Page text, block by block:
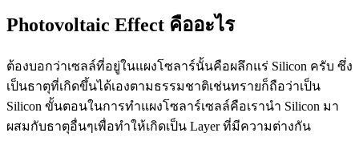
Photovoltaic Effect คืออะไร
ต้องบอกว่าเซลล์ที่อยู่ในแผงโซลาร์นั้นคือผลึกแร่ Silicon ครับ ซึ่ง
เป็นธาตุที่เกิดขึ้นได้เองตามธรรมชาติเช่นทรายก็ถือว่าเป็น
Silicon ขั้นตอนในการทำแผงโซลาร์เซลล์คือเรานำ Silicon มา
ผสมกับธาตุอื่นๆเพื่อทำให้เกิดเป็น Layer ที่มีความต่างกัน